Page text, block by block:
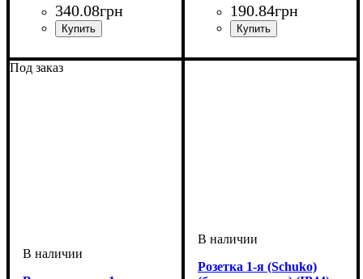
340.08грн
Розетки
190.84грн
Розетки
Под заказ
Розетка 1-я (Schuko)